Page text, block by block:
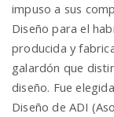
a
t
impuso a sus
Diseño para el
producida y
galardón que
diseño. Fue
Diseño de ADI